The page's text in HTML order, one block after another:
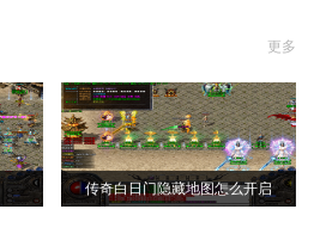
更多
传奇白日门隐藏地图怎么开启